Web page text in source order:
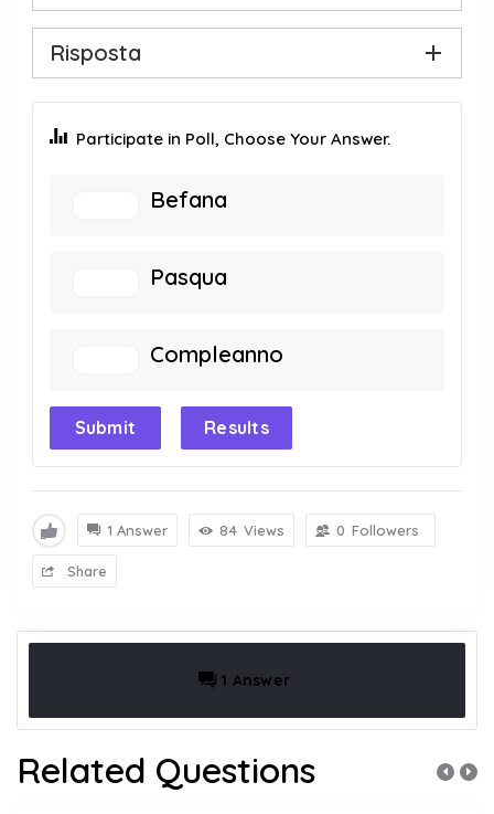
Risposta
Participate in Poll, Choose Your Answer.
Befana
Pasqua
Compleanno
Submit Results
1 Answer 84 Views 0 Followers
Share
1 Answer
Related Questions